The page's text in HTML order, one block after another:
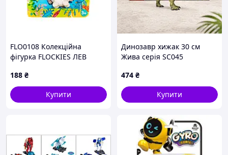
FLO0108 Колекційна
фігурка FLOCKIES ЛЕВ
188 ₴
Купити
Динозавр хижак 30 см
Жива серія SC045
474 ₴
Купити